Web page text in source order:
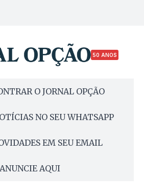
50 ANOS
O JORNAL OPÇÃO
NO SEU WHATSAPP
EM SEU EMAIL
ANUNCIE AQUI